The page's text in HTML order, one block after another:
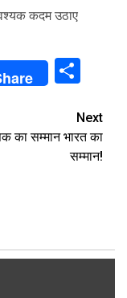
कदम उठाए
Next
का सम्मान भारत का
सम्मान!